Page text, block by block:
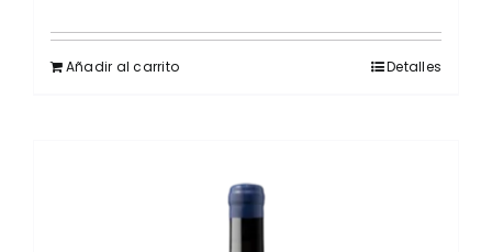
Añadir al carrito Detalles